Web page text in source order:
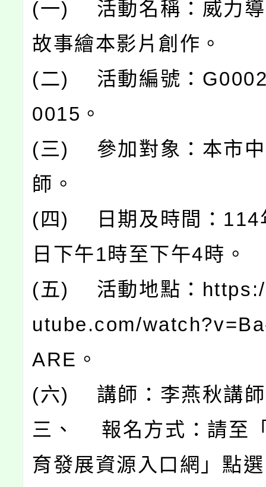
(一) 活動名稱：威力
故事繪本影片創作。
(二) 活動編號：
0015。
(三) 參加對象：本市中
師。
(四) 日期及時間：114
日下午1時至下午4時。
(五) 活動地點：
utube.com/
ARE。
(六) 講師：李燕秋講
三、 報名方式：請至
育發展資源入口網」點